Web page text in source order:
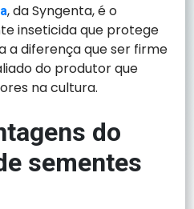
, da Syngenta, é o
inseticida que protege
a diferença que ser firme
do produtor que
na cultura.
do
sementes